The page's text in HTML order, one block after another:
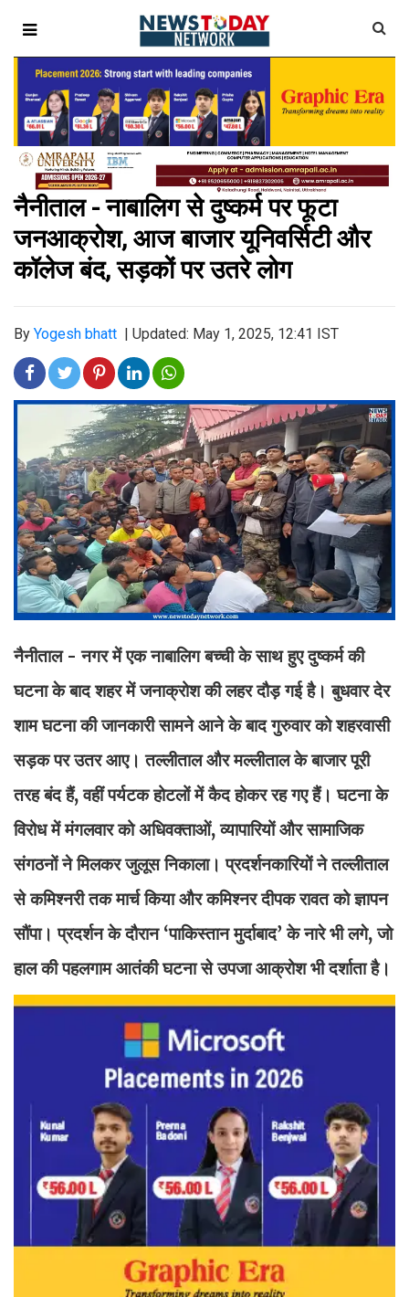
नैनीताल - नाबालिग से दुष्कर्म पर फूटा
जनआक्रोश, आज बाजार यूनिवर्सिटी और
कॉलेज बंद, सड़कों पर उतरे लोग
By Yogesh bhatt Updated: May 1, 2025, 12:41 IST
नैनीताल - नगर में एक नाबालिग बच्ची के साथ हुए दुष्कर्म की
घटना के बाद शहर में जनाक्रोश की लहर दौड़ गई है। बुधवार देर
शाम घटना की जानकारी सामने आने के बाद गुरुवार को शहरवासी
सड़क पर उतर आए। तल्लीताल और मल्लीताल के बाजार पूरी
तरह बंद हैं, वहीं पर्यटक होटलों में कैद होकर रह गए हैं। घटना के
विरोध में मंगलवार को अधिवक्ताओं, व्यापारियों और सामाजिक
संगठनों ने मिलकर जुलूस निकाला। प्रदर्शनकारियों ने तल्लीताल
से कमिश्नरी तक मार्च किया और कमिश्नर दीपक रावत को ज्ञापन
सौंपा। प्रदर्शन के दौरान ‘पाकिस्तान मुर्दाबाद’ के नारे भी लगे, जो
हाल की पहलगाम आतंकी घटना से उपजा आक्रोश भी दर्शाता है।